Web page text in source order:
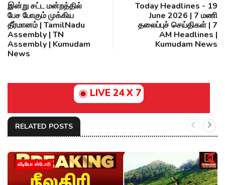
இன்று சட்ட மன்றத்தில்
பேச போகும் முக்கிய
தீர்மானம் | TamilNadu
Assembly | TN
Assembly | Kumudam
News
Today Headlines - 19
June 2026 | 7 மணி
தலைப்புச் செய்திகள் | 7
AM Headlines |
Kumudam News
LIVE 24 X 7
RELATED POSTS
வீடியோ ஸ்டோரி